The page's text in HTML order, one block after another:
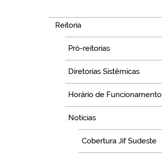
Reitoria
Pró-reitorias
Diretorias Sistêmicas
Horário de Funcionamento
Notícias
Cobertura Jif Sudeste